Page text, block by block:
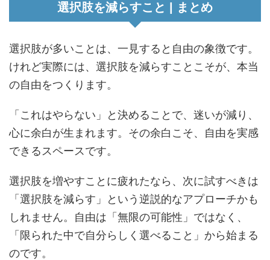
選択肢を減らすこと | まとめ
選択肢が多いことは、一見すると自由の象徴です。
けれど実際には、選択肢を減らすことこそが、本当
の自由をつくります。
「これはやらない」と決めることで、迷いが減り、
心に余白が生まれます。その余白こそ、自由を実感
できるスペースです。
選択肢を増やすことに疲れたなら、次に試すべきは
「選択肢を減らす」という逆説的なアプローチかも
しれません。自由は「無限の可能性」ではなく、
「限られた中で自分らしく選べること」から始まる
のです。